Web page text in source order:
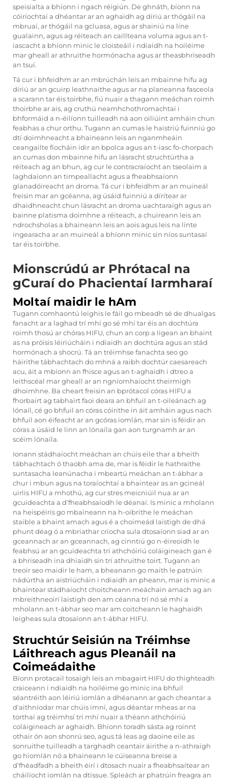
speisialta a bhíonn i ngach réigiún. De ghnáth, bíonn na
cóiríochtaí a dhéantar ar an aghaidh ag díriú ar thógáil na
mbruaí, ar thógáil na gcluasa, agus ar shainiú na líne
gualainn, agus ag réiteach an caillteana voluma agus an t-
iascacht a bhíonn minic le cloisteáil i ndiaidh na hoiléime
mar gheall ar athruithe hormónacha agus ar theasbhriseadh
an tsuí.
Tá cur i bhfeidhm ar an mbrúchán leis an mbainne hifu ag
díriú ar an gcuirp leathnaithe agus ar na planeanna fasceola
a scarann tar éis toirbhe, fiú nuair a thagann meáchan roimh
thoirbhe ar ais, ag cruthú neamhchothromachtaí i
bhformáid a n-éilíonn tuilleadh ná aon oiliúint amháin chun
feabhas a chur orthu. Tugann an cumas le haistriú fuinniú go
dtí doimhneacht a bhaineann leis an nganmheáin
ceangailte fíocháin idir an bpolca agus an t-iasc fo-chorpach
an cumas don mbainne hifu an lásracht struchtúrtha a
réiteach ag an bhun, ag cur le contracraíocht an tseolaim a
laghdaíonn an timpeallacht agus a fheabhsaíonn
glanadóireacht an droma. Tá cur i bhfeidhm ar an muineál
freisin mar an gcéanna, ag úsáid fuinniú a dírítear ar
dhaidhneacht chun lásracht an droma uachtaraigh agus an
bainne platisma doimhne a réiteach, a chuireann leis an
ndrochsholas a bhaineann leis an aois agus leis na línte
ingearacha ar an muineál a bhíonn minic sin níos suntasaí
tar éis toirbhe.
Mionscrúdú ar Phrótacal na
gCuraí do Phacientaí Iarmharaí
Moltaí maidir le hAm
Tugann comhaontú leighis le fáil go mbeadh sé de dhualgas
fanacht ar a laghad trí mhí go sé mhí tar éis an dochtúra
roimh thosú ar chóras HIFU, chun an corp a ligean an bhaint
as na próisis léiriúcháin i ndiaidh an dochtúra agus an stád
hormónach a shocrú. Tá an tréimhse fanachta seo go
háirithe tábhachtach do mhná a raibh dochtúr caesareach
acu, áit a mbíonn an fhisce agus an t-aghaidh i dtreo a
leithscéal mar gheall ar an ngníomhaíocht theirmigh
dhoimhne. Ba cheart freisin an bprótacol córas HIFU a
fhorbairt ag tabhairt faoi deara an bhfuil an t-oileánach ag
lónaíl, cé go bhfuil an córas cóirithe in áit amháin agus nach
bhfuil aon éifeacht ar an gcóras iomlán, mar sin is féidir an
córas a úsáid le linn an lónaíla gan aon turgnamh ar an
scéim lónaíla.
Ionann stádhaíocht meáchan an chúis eile thar a bheith
tábhachtach ó thaobh ama de, mar is féidir le hathraithe
suntasacha leanúnacha i mbeartú meáchan an t-ábhar a
chur i mbun agus na toraíochtaí a bhaintear as an gcineál
uirlis HIFU a mhothú, ag cur stres meicniúil nua ar an
gcuideachta a d’fheabhsaíodh le déanaí. Is minic a mholann
na heispéiris go mbaineann na h-oibrithe le meáchan
staible a bhaint amach agus é a choimeád laistigh de dhá
phunt déag ó a mbriathar críocha sula dtosaíonn siad ar an
gceannach ar an gceannach, ag cinntiú go n-éireoidh le
feabhsú ar an gcuideachta trí athchóiriú coláigineach gan é
a bhriseadh ina dhiaidh sin trí athruithe toirt. Tugann an
treoir seo maidir le ham, a bheanann go maith le patrúin
nádúrtha an aistriúcháin i ndiaidh an pheann, mar is minic a
bhaintear stádhaíocht choitcheann meáchain amach ag an
mbreithneoirí laistigh den am céanna trí nó sé mhí a
mholann an t-ábhar seo mar am coitcheann le haghaidh
leigheas sula dtosaíonn an t-ábhar HIFU.
Struchtúr Seisiún na Tréimhse
Láithreach agus Pleanáil na
Coimeádaithe
Bíonn protacail tosaigh leis an mbagairt HIFU do thighteadh
craiceann i ndiaidh na hoiléime go minic ina bhfuil
séantréith aon léiriú iomlán a dhéanann ar gach cheantar a
d'aithníodar mar chúis imní, agus déantar mheas ar na
torthaí ag tréimhsí trí mhí nuair a théann athchóiriú
coláigineach ar aghaidh. Bhíonn toradh sásta ag roinnt
othair ón aon shonrú seo, agus tá leas ag daoine eile as
sonruithe tuilleadh a targhadh ceantair áirithe a n-athraigh
go hiomlán nó a bhaineann le cúiseanna breise a
d’fhéadfadh a bheith éirí i dtosach nuair a fheabhsaítear an
cháilíocht iomlán na dtissue. Spleách ar phatrúin freagra an